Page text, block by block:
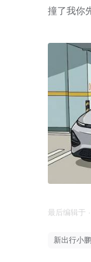
撞了我你
最后编辑于
新出行小